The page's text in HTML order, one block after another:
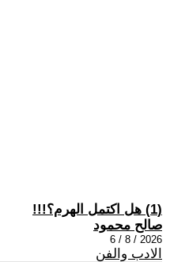
(1) هل اكتمل الهرم؟!!!
صالح محمود
2026 / 8 / 6
الادب والفن